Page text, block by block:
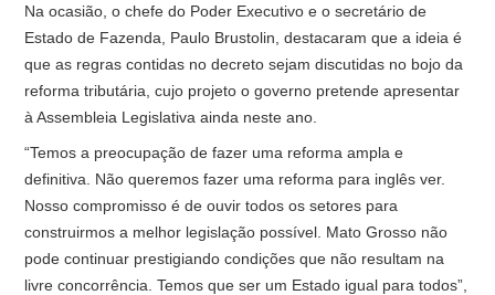
Na ocasião, o chefe do Poder Executivo e o secretário de
Estado de Fazenda, Paulo Brustolin, destacaram que a ideia é
que as regras contidas no decreto sejam discutidas no bojo da
reforma tributária, cujo projeto o governo pretende apresentar
à Assembleia Legislativa ainda neste ano.
“Temos a preocupação de fazer uma reforma ampla e
definitiva. Não queremos fazer uma reforma para inglês ver.
Nosso compromisso é de ouvir todos os setores para
construirmos a melhor legislação possível. Mato Grosso não
pode continuar prestigiando condições que não resultam na
livre concorrência. Temos que ser um Estado igual para todos”,